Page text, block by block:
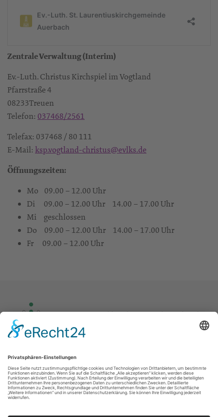
Zentrale Verwaltung (Interim)
Ev.-Luth. Christus Kirchspiel im Vogtland
Pfarrstraße 4
08233Treuen
Telefon: 037468/2561
Telefax: 037468 / 80 111
E-Mail: ksp.vogtland-christus@evlks.de
Öffnungszeiten:
Mo 09.00 – 12.00 Uhr
Di 09.00 – 12.00 Uhr 14.00 – 17.00 Uhr
Mi geschlossen
Do 09.00 – 12.00 Uhr 14.00 – 17.00 Uhr
Fr 09.00 – 12.00 Uhr
Kontakt